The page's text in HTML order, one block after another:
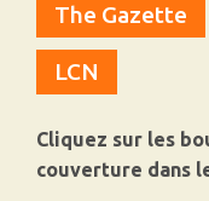
The Gazette
LCN
Cliquez sur les
couverture dans